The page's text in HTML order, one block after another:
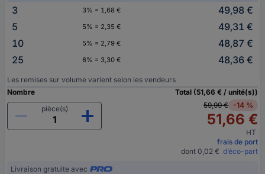
3
3% = 1,68 €
49,98 €
5
5% = 2,35 €
49,31 €
10
5% = 2,79 €
48,87 €
25
6% = 3,30 € 48,36 €
Les remises sur volume varient selon les vendeurs
Nombre
pièce(s)
Total (51,66 € / unité(s))
59,99 € -14 %
51,66 €
HT
frais de port
dont 0,02 € d’éco-part
Livraison gratuite avec